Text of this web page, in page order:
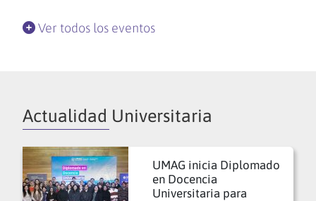
Ver todos los eventos
Actualidad Universitaria
UMAG inicia Diplomado
en Docencia
Universitaria para